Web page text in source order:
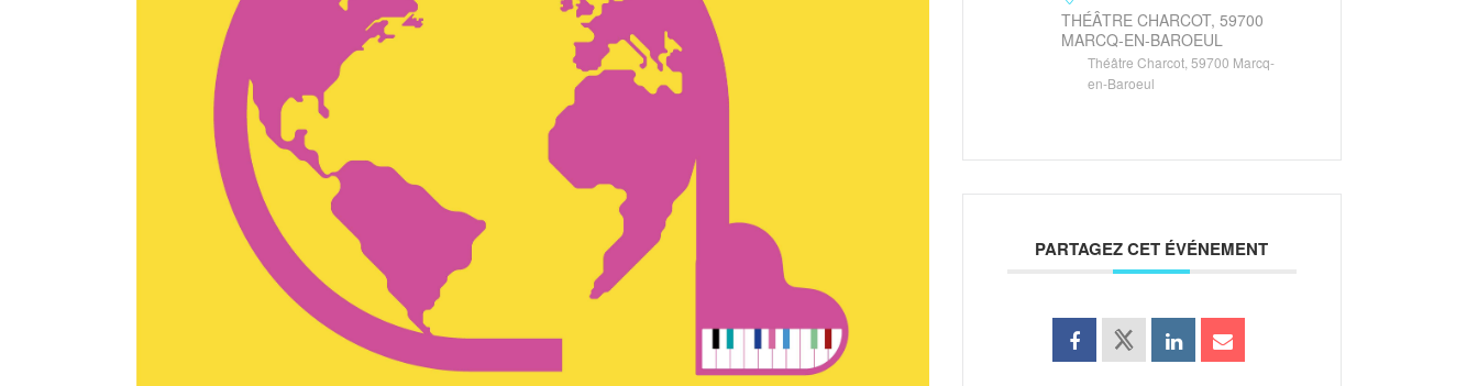
THÉÂTRE CHARCOT, 59700
MARCQ-EN-BAROEUL
Théâtre Charcot, 59700 Marcq-
en-Baroeul
PARTAGEZ CET ÉVÉNEMENT